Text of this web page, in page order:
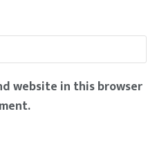
website in this browser